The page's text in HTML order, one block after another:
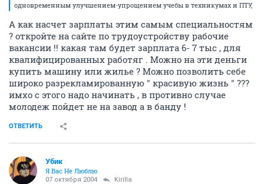
одновременным улучшением-упрощением учебы в техникумах и ПТУ,
А как насчет зарплаты этим самым специальностям
? откройте на сайте по трудоустройству рабочие
вакансии !! какая там будет зарплата 6- 7 тыс , для
квалифицированных работяг . Можно на эти деньги
купить машину или жилье ? Можно позволить себе
широко разрекламированную " красивую жизнь " ???
имхо с этого надо начинать , в противно случае
молодеж пойдет не на завод а в банду !
ОТВЕТИТЬ
Убик
Я Вас Не Люблю
07 октября 2004 Kirilla